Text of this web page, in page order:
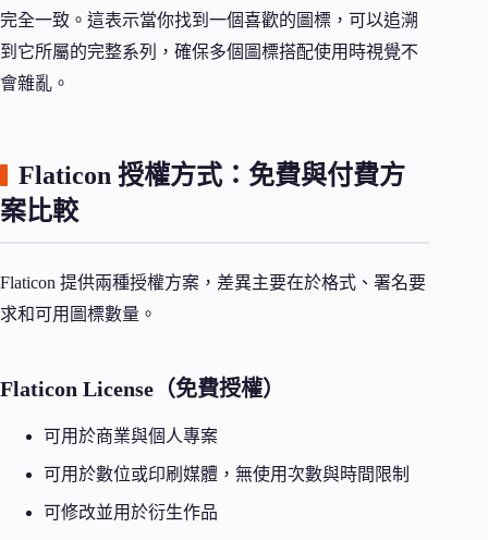
完全一致。這表示當你找到一個喜歡的圖標，可以追溯
到它所屬的完整系列，確保多個圖標搭配使用時視覺不
會雜亂。
Flaticon 授權方式：免費與付費方
案比較
Flaticon 提供兩種授權方案，差異主要在於格式、署名要
求和可用圖標數量。
Flaticon License（免費授權）
可用於商業與個人專案
可用於數位或印刷媒體，無使用次數與時間限制
可修改並用於衍生作品